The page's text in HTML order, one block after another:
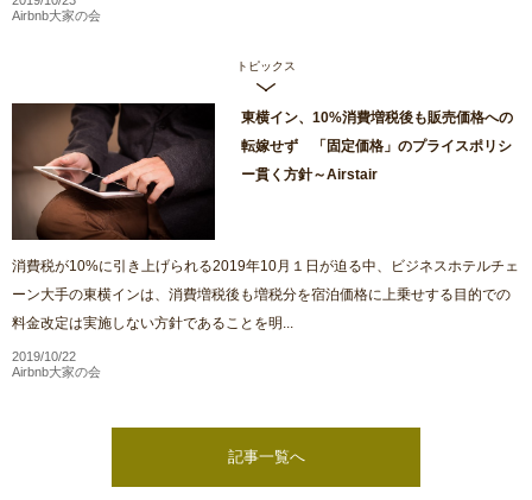
Airbnb大家の会
トピックス
東横イン、10%消費増税後も販売価格への
転嫁せず 「固定価格」のプライスポリシ
ー貫く方針～Airstair
消費税が10%に引き上げられる2019年10月１日が迫る中、ビジネスホテルチェ
ーン大手の東横インは、消費増税後も増税分を宿泊価格に上乗せする目的での
料金改定は実施しない方針であることを明...
2019/10/22
Airbnb大家の会
記事一覧へ